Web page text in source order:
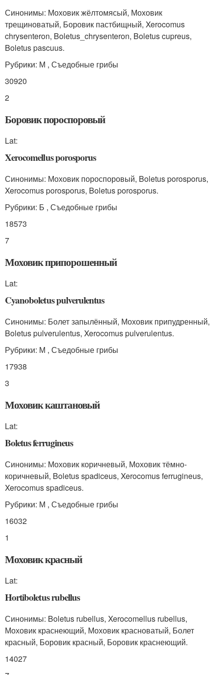
Синонимы: Моховик жёлтомясый, Моховик
трещиноватый, Боровик пастбищный, Xerocomus
chrysenteron, Boletus_chrysenteron, Boletus cupreus,
Boletus pascuus.
Рубрики: М , Съедобные грибы
30920
2
Боровик пороспоровый
Lat:
Xerocomellus porosporus
Синонимы: Моховик пороспоровый, Boletus porosporus,
Xerocomus porosporus, Boletus porosporus.
Рубрики: Б , Съедобные грибы
18573
7
Моховик припорошенный
Lat:
Cyanoboletus pulverulentus
Синонимы: Болет запылённый, Моховик припудренный,
Boletus pulverulentus, Xerocomus pulverulentus.
Рубрики: М , Съедобные грибы
17938
3
Моховик каштановый
Lat:
Boletus ferrugineus
Синонимы: Моховик коричневый, Моховик тёмно-
коричневый, Boletus spadiceus, Xerocomus ferrugineus,
Xerocomus spadiceus.
Рубрики: М , Съедобные грибы
16032
1
Моховик красный
Lat:
Hortiboletus rubellus
Синонимы: Boletus rubellus, Xerocomellus rubellus,
Моховик краснеющий, Моховик красноватый, Болет
красный, Боровик красный, Боровик краснеющий.
14027